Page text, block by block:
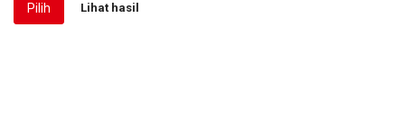
Pilih Lihat hasil